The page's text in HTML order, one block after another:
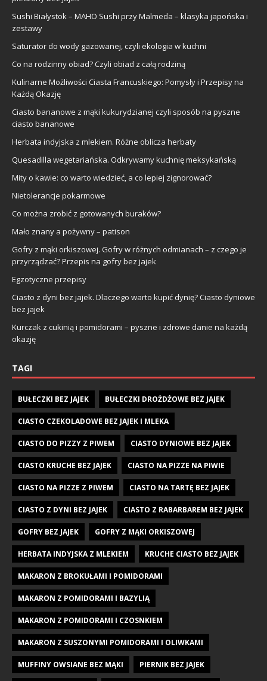
Sushi Białystok – MAHO Sushi przy Malmeda – klasyka japońska i
zestawy
Saturator do wody gazowanej, czyli ekologia w kuchni
Co na rodzinny obiad? Czyli obiad z całą rodziną
Kulinarne Możliwości Ciasta Francuskiego: Pomysły i Przepisy na
Każdą Okazję
Ciasto bananowe z mąki kukurydzianej czyli sposób na pyszne
ciasto bananowe
Herbata indyjska z mlekiem. Różne oblicza herbaty
Quesadilla wegetariańska. Odkrywamy kuchnię meksykańską
Mity o kawie: co warto wiedzieć, a co lepiej zignorować?
Nietolerancje pokarmowe
Co można zrobić z gotowanych buraków?
Mało znany a pożywny – patison
Gofry z mąki orkiszowej. Gofry w różnych odmianach – z czego je
przyrządzać? Przepis na gofry bez jajek
Egzotyczne przepisy
Ciasto z dyni bez jajek. Dlaczego warto kupić dynię? Ciasto dyniowe
bez jajek
Kurczak z cukinią i pomidorami – pyszne i zdrowe danie na każdą
okazję
TAGI
BUŁECZKI BEZ JAJEK BUŁECZKI DROŻDŻOWE BEZ JAJEK
CIASTO CZEKOLADOWE BEZ JAJEK I MLEKA
CIASTO DO PIZZY Z PIWEM CIASTO DYNIOWE BEZ JAJEK
CIASTO KRUCHE BEZ JAJEK CIASTO NA PIZZE NA PIWIE
CIASTO NA PIZZE Z PIWEM CIASTO NA TARTĘ BEZ JAJEK
CIASTO Z DYNI BEZ JAJEK CIASTO Z RABARBAREM BEZ JAJEK
GOFRY BEZ JAJEK GOFRY Z MĄKI ORKISZOWEJ
HERBATA INDYJSKA Z MLEKIEM KRUCHE CIASTO BEZ JAJEK
MAKARON Z BROKUŁAMI I POMIDORAMI
MAKARON Z POMIDORAMI I BAZYLIĄ
MAKARON Z POMIDORAMI I CZOSNKIEM
MAKARON Z SUSZONYMI POMIDORAMI I OLIWKAMI
MUFFINY OWSIANE BEZ MĄKI PIERNIK BEZ JAJEK